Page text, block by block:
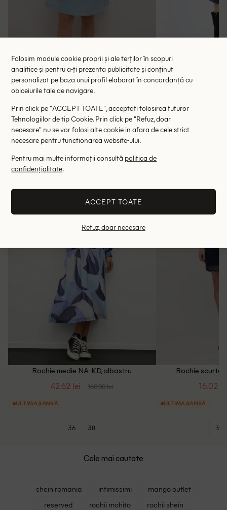
Rochie scurta Cream, albastru
RRP: 449.00 lei
34
Altii au fost interesati de
Rochie medie NA-KD, albastru
42.62 lei 160.00 lei
ULTIMA ȘANSĂ
36 38
Rochie scurta
16.02
ULTIMA ȘANSĂ
34
Cele mai cautate
shein romania intimissimi
mango outlet
reserved
rochii mohito
rochii shein
Folosim module cookie proprii și ale terților în scopuri
analitice și pentru a-ți prezenta publicitate și conținut
personalizat pe baza unui profil elaborat în concordanță cu
obiceiurile tale de navigare.
Prin click pe "ACCEPT TOATE", acceptati folosirea tuturor
Tehnologiilor de tip Cookie. Prin click pe "Refuz, doar
necesare" nu se vor folosi alte cookie in afara de cele strict
necesare pentru functionarea website-ului.
Pentru mai multe informații consultă politica de
confidențialitate.
ACCEPT TOATE
Refuz, doar necesare